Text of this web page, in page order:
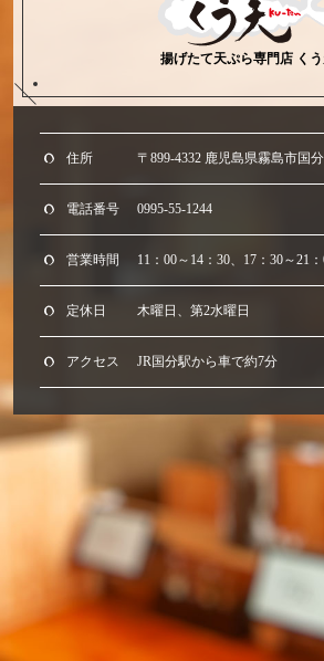
揚げたて天ぷら専門店 く
住所 〒899-4332 鹿児島県霧島市国
電話番号 0995-55-1244
営業時間 11：00～14：30、17：30～21
定休日 木曜日、第2水曜日
アクセス JR国分駅から車で約7分